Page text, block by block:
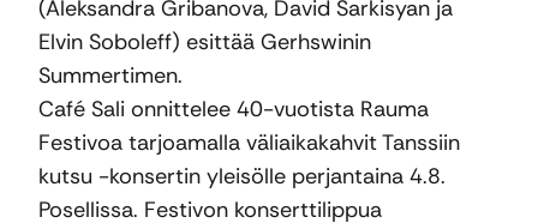
(Aleksandra Gribanova, David Sarkisyan ja
Elvin Soboleff) esittää Gerhswinin
Summertimen.
Café Sali onnittelee 40-vuotista Rauma
Festivoa tarjoamalla väliaikakahvit Tanssiin
kutsu -konsertin yleisölle perjantaina 4.8.
Posellissa. Festivon konserttilippua